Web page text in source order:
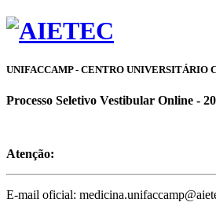
UNIFACCAMP - CENTRO UNIVERSITÁRIO
Processo Seletivo Vestibular Online -
Atenção:
E-mail oficial: